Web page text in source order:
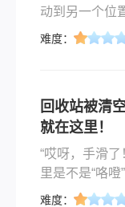
动到另一个位
常使用剪切和
X按键（或是
从视觉上看，
示他们将被移动
难度：
回收站被清
就在这里！
“哎呀，手滑
里是不是“咯
的照片、刚写
难度：